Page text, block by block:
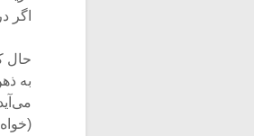
اگر
حال
به